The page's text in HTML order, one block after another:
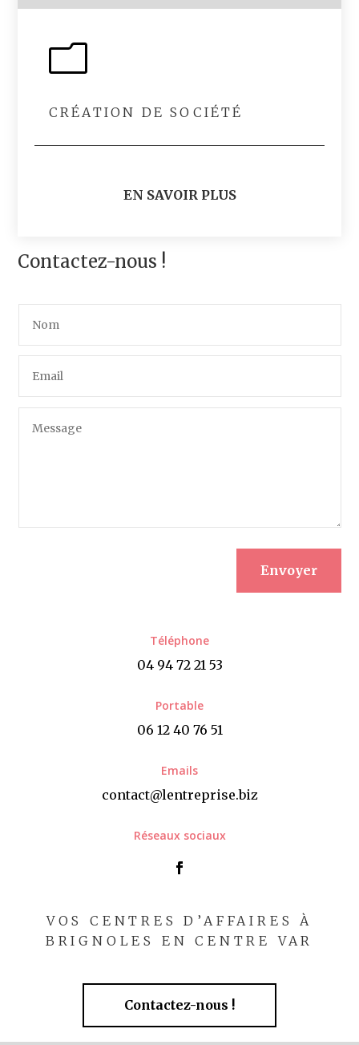
m
CRÉATION DE SOCIÉTÉ
EN SAVOIR PLUS
Contactez-nous !
Envoyer
Téléphone
04 94 72 21 53
Portable
06 12 40 76 51
Emails
contact@lentreprise.biz
Réseaux sociaux
VOS CENTRES D’AFFAIRES À
BRIGNOLES EN CENTRE VAR
Contactez-nous !